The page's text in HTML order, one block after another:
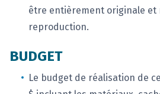
être entièrement originale et
reproduction.
BUDGET
Le budget de réalisation de